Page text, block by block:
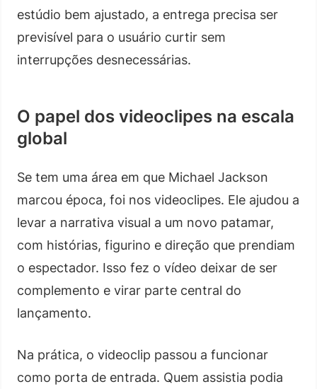
estúdio bem ajustado, a entrega precisa ser
previsível para o usuário curtir sem
interrupções desnecessárias.
O papel dos videoclipes na escala
global
Se tem uma área em que Michael Jackson
marcou época, foi nos videoclipes. Ele ajudou a
levar a narrativa visual a um novo patamar,
com histórias, figurino e direção que prendiam
o espectador. Isso fez o vídeo deixar de ser
complemento e virar parte central do
lançamento.
Na prática, o videoclip passou a funcionar
como porta de entrada. Quem assistia podia